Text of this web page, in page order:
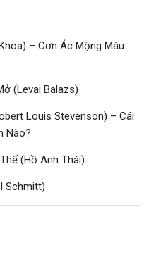
– Cơn Ác Mộng Màu
(Levai Balazs)
Louis Stevenson) – Cái
Nào?
(Hồ Anh Thái)
Schmitt)